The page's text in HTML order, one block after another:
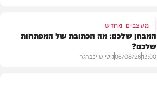
מעצבים מחדש
המבחן שלכם: מה הכתובת של המפתחות
שלכם?
13:00
06/08/26גיטי שיינברגר